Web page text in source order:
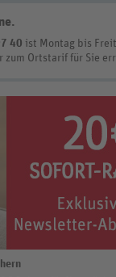
.
40 ist Montag bis
zum Ortstarif für Sie